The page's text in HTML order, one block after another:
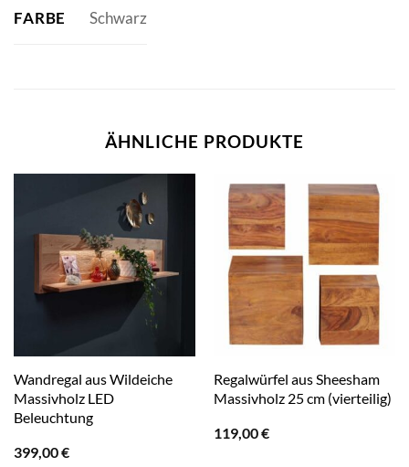
FARBE Schwarz
ÄHNLICHE PRODUKTE
Wandregal aus Wildeiche
Massivholz LED
Beleuchtung
399,00€
Regalwürfel aus Sheesham
Massivholz 25 cm (vierteilig)
119,00€